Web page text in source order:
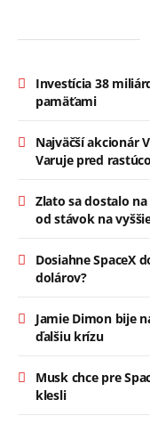
Investícia 38
pamäťami
Najväčší akcionár
Varuje pred
Zlato sa dostalo
od stávok na
Dosiahne SpaceX
dolárov?
Jamie Dimon bije
ďalšiu krízu
Musk chce pre
klesli